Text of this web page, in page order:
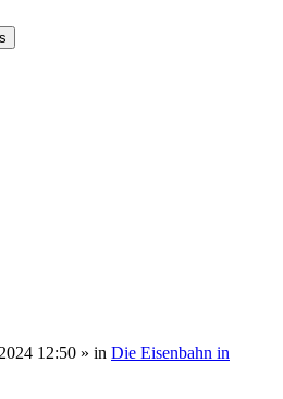
12:50 » in Die Eisenbahn in